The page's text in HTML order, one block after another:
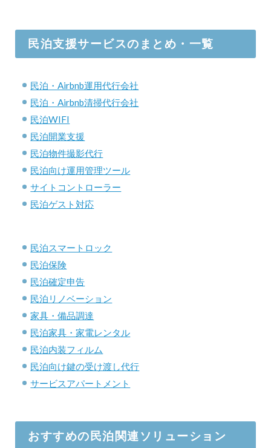
民泊支援サービスのまとめ・一覧
民泊・Airbnb運用代行会社
民泊・Airbnb清掃代行会社
民泊WIFI
民泊開業支援
民泊物件撮影代行
民泊向け運用管理ツール
サイトコントローラー
民泊ゲスト対応
民泊スマートロック
民泊保険
民泊確定申告
民泊リノベーション
家具・備品調達
民泊家具・家電レンタル
民泊内装フィルム
民泊向け鍵の受け渡し代行
サービスアパートメント
おすすめの民泊関連ソリューション